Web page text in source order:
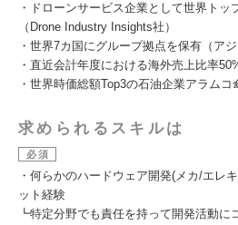
・ドローンサービス企業として世界トッ
（Drone Industry Insights社）
・世界7カ国にグループ拠点を保有（ア
・直近会計年度における海外売上比率
・世界時価総額Top3の石油企業アラム
求められるスキルは
必須
・何らかのハードウェア開発(メカ/エレ
ット経験
┗特定分野でも責任を持って開発活動